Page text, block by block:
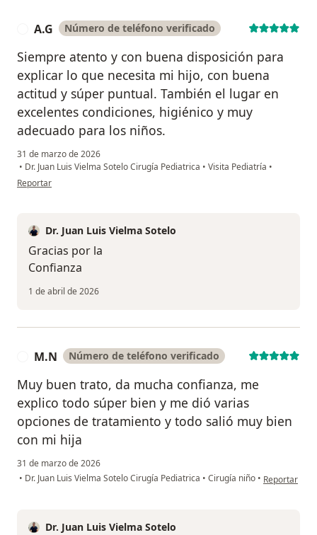
A.G Número de teléfono verificado
Siempre atento y con buena disposición para
explicar lo que necesita mi hijo, con buena
actitud y súper puntual. También el lugar en
excelentes condiciones, higiénico y muy
adecuado para los niños.
31 de marzo de 2026
• Dr. Juan Luis Vielma Sotelo Cirugía Pediatrica • Visita Pediatría •
en opinión del usuario A.G
Reportar
Dr. Juan Luis Vielma Sotelo
Gracias por la
Confianza
1 de abril de 2026
M.N Número de teléfono verificado
Muy buen trato, da mucha confianza, me
explico todo súper bien y me dió varias
opciones de tratamiento y todo salió muy bien
con mi hija
31 de marzo de 2026
• Dr. Juan Luis Vielma Sotelo Cirugía Pediatrica • Cirugía niño • en opinión
Reportar
Dr. Juan Luis Vielma Sotelo